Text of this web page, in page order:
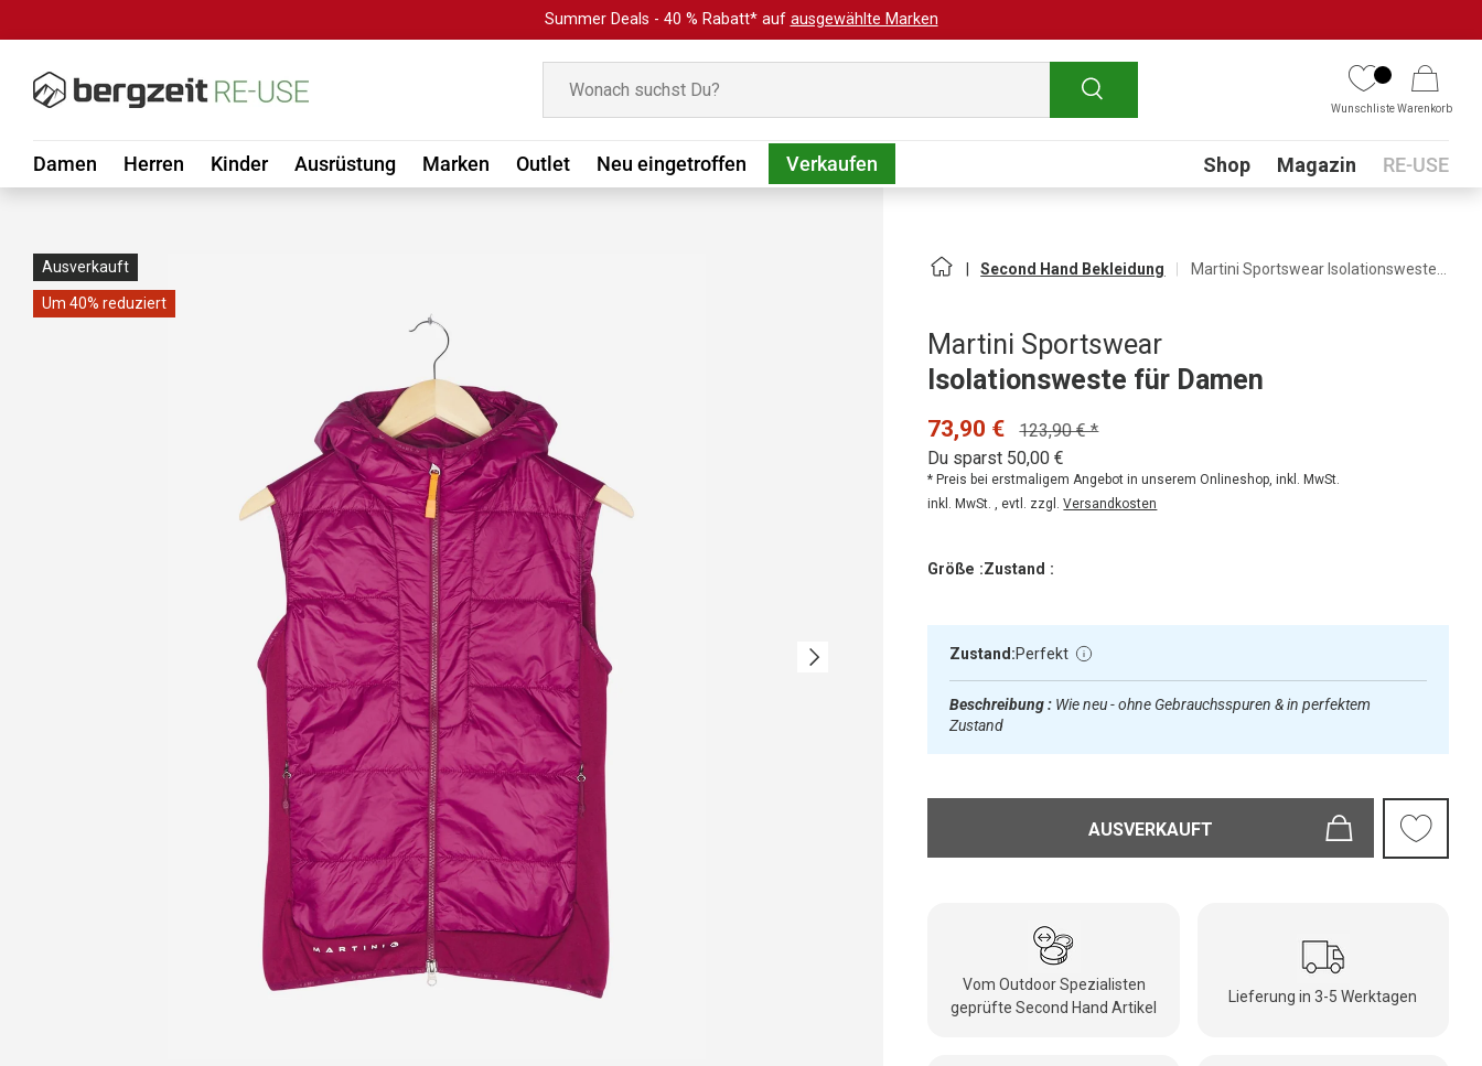
Summer Deals - 40 % Rabatt* auf ausgewählte Marken
Suchen
WunschlisteWarenkorb
Damen Herren Kinder Ausrüstung Marken Outlet Neu eingetroffen Verkaufen Submenu
Shop Magazin RE-USE
Ausverkauft
Um 40% reduziert
Nächste
Second Hand Bekleidung
Martini Sportswear
Isolationsweste für Damen
73,90 €
123,90 € *
Du sparst 50,00 €
* Preis bei erstmaligem Angebot in unserem Onlineshop, inkl. MwSt.
inkl. MwSt. , evtl. zzgl.Versandkosten
Größe :Zustand :
Zustand:Perfekt
Beschreibung : Wie neu - ohne Gebrauchsspuren & in perfektem
Zustand
AUSVERKAUFT
Vom Outdoor Spezialisten
geprüfte Second Hand Artikel
Lieferung in 3-5 Werktagen